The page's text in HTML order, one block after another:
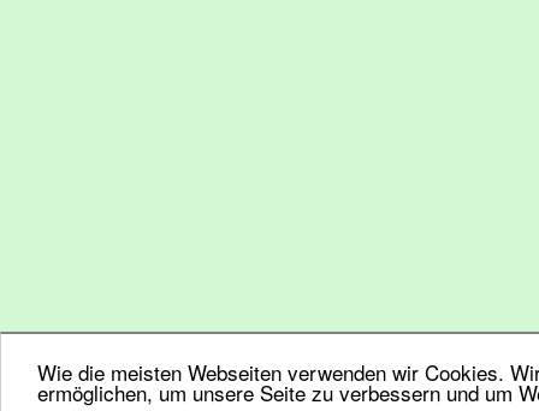
Wie die meisten Webseiten verwenden wir Cookies.
ermöglichen, um unsere Seite zu verbessern und um